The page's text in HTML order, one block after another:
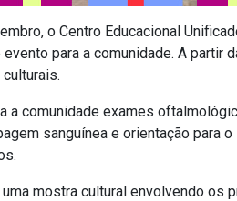
o Centro Educacional
para a comunidade. A partir
a comunidade exames
sanguínea e orientação para
mostra cultural envolvendo